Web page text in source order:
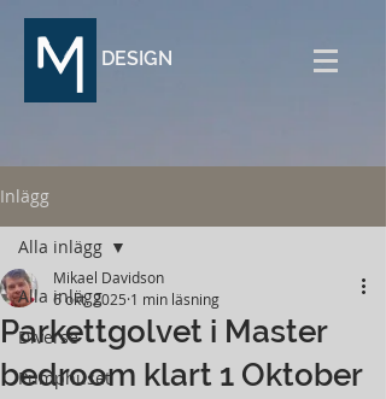
DESIGN
Inlägg
Alla inlägg
Diverse
Pumphuset
Alla inlägg
Parkettgolvet i Master
bedroom klart 1 Oktober
Mikael Davidson
6 okt. 2025 1 min läsning